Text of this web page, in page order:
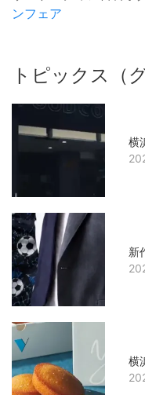
ンフェア
トピックス（
横
新
横